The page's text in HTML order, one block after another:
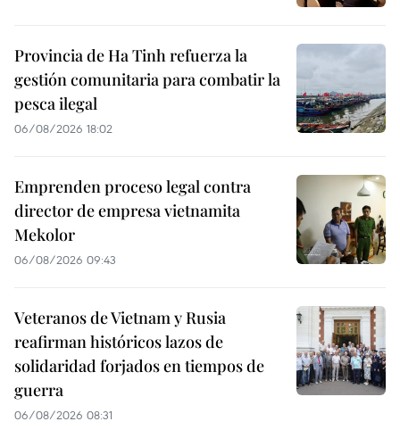
Provincia de Ha Tinh refuerza la
gestión comunitaria para combatir la
pesca ilegal
06/08/2026 18:02
Emprenden proceso legal contra
director de empresa vietnamita
Mekolor
06/08/2026 09:43
Veteranos de Vietnam y Rusia
reafirman históricos lazos de
solidaridad forjados en tiempos de
guerra
06/08/2026 08:31